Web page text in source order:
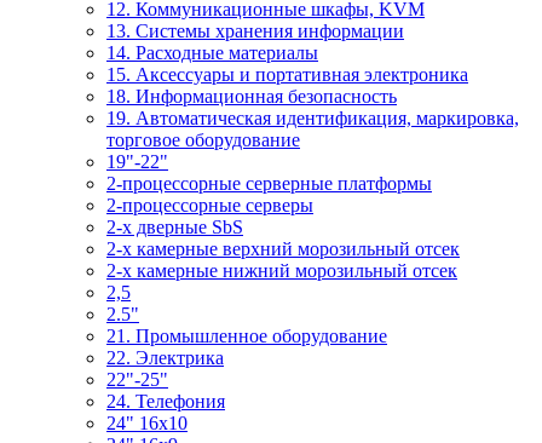
12. Коммуникационные шкафы, KVM
13. Системы хранения информации
14. Расходные материалы
15. Аксессуары и портативная электроника
18. Информационная безопасность
19. Автоматическая идентификация, маркировка,
торговое оборудование
19"-22"
2-процессорные серверные платформы
2-процессорные серверы
2-х дверные SbS
2-х камерные верхний морозильный отсек
2-х камерные нижний морозильный отсек
2,5
2.5"
21. Промышленное оборудование
22. Электрика
22"-25"
24. Телефония
24" 16x10